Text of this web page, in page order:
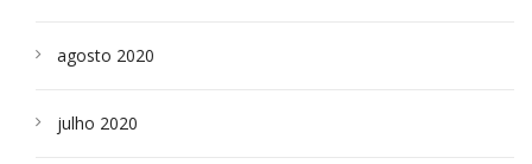
agosto 2020
julho 2020